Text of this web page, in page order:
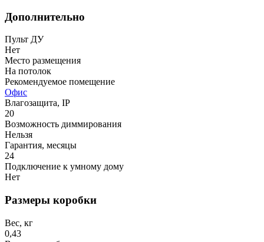
Дополнительно
Пульт ДУ
Нет
Место размещения
На потолок
Рекомендуемое помещение
Офис
Влагозащита, IP
20
Возможность диммирования
Нельзя
Гарантия, месяцы
24
Подключение к умному дому
Нет
Размеры коробки
Вес, кг
0,43